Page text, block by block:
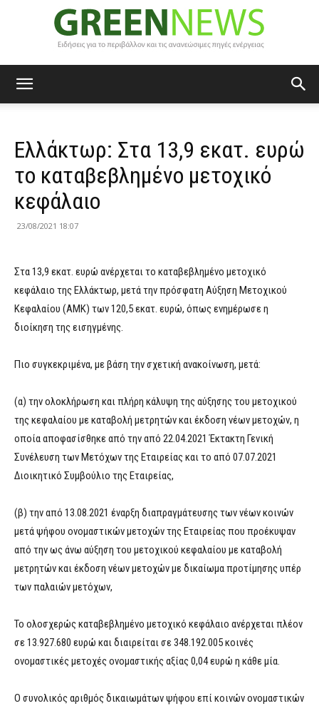
News
Ελλάκτωρ: Στα 13,9 εκατ. ευρώ
το καταβεβλημένο μετοχικό
κεφάλαιο
23/08/2021 18:07
Στα 13,9 εκατ. ευρώ ανέρχεται το καταβεβλημένο μετοχικό
κεφάλαιο της Ελλάκτωρ, μετά την πρόσφατη Αύξηση Μετοχικού
Κεφαλαίου (ΑΜΚ) των 120,5 εκατ. ευρώ, όπως ενημέρωσε η
διοίκηση της εισηγμένης.
Πιο συγκεκριμένα, με βάση την σχετική ανακοίνωση, μετά:
(α) την ολοκλήρωση και πλήρη κάλυψη της αύξησης του μετοχικού
της κεφαλαίου με καταβολή μετρητών και έκδοση νέων μετοχών, η
οποία αποφασίσθηκε από την από 22.04.2021 Έκτακτη Γενική
Συνέλευση των Μετόχων της Εταιρείας και το από 07.07.2021
Διοικητικό Συμβούλιο της Εταιρείας,
(β) την από 13.08.2021 έναρξη διαπραγμάτευσης των νέων κοινών
μετά ψήφου ονομαστικών μετοχών της Εταιρείας που προέκυψαν
από την ως άνω αύξηση του μετοχικού κεφαλαίου με καταβολή
μετρητών και έκδοση νέων μετοχών με δικαίωμα προτίμησης υπέρ
των παλαιών μετόχων,
Το ολοσχερώς καταβεβλημένο μετοχικό κεφάλαιο ανέρχεται πλέον
σε 13.927.680 ευρώ και διαιρείται σε 348.192.005 κοινές
ονομαστικές μετοχές ονομαστικής αξίας 0,04 ευρώ η κάθε μία.
Ο συνολικός αριθμός δικαιωμάτων ψήφου επί κοινών ονομαστικών